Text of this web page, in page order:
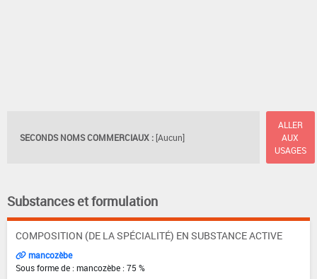
SECONDS NOMS COMMERCIAUX : [Aucun]
ALLER
AUX
USAGES
Substances et formulation
COMPOSITION (DE LA SPÉCIALITÉ) EN SUBSTANCE ACTIVE
mancozèbe
Sous forme de : mancozèbe : 75 %